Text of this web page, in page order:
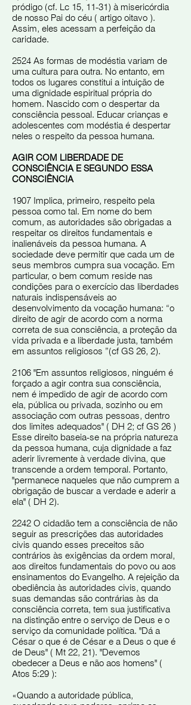
pródigo (cf. Lc 15, 11-31) à misericórdia
de nosso Pai do céu ( artigo oitavo ).
Assim, eles acessam a perfeição da
caridade.
2524 As formas de modéstia variam de
uma cultura para outra. No entanto, em
todos os lugares constitui a intuição de
uma dignidade espiritual própria do
homem. Nascido com o despertar da
consciência pessoal. Educar crianças e
adolescentes com modéstia é despertar
neles o respeito da pessoa humana.
AGIR COM LIBERDADE DE
CONSCIÊNCIA E SEGUNDO ESSA
CONSCIÊNCIA
1907 Implica, primeiro, respeito pela
pessoa como tal. Em nome do bem
comum, as autoridades são obrigadas a
respeitar os direitos fundamentais e
inalienáveis ​​da pessoa humana. A
sociedade deve permitir que cada um de
seus membros cumpra sua vocação. Em
particular, o bem comum reside nas
condições para o exercício das liberdades
naturais indispensáveis ​​ao
desenvolvimento da vocação humana: “o
direito de agir de acordo com a norma
correta de sua consciência, a proteção da
vida privada e a liberdade justa, também
em assuntos religiosos ”(cf GS 26, 2).
2106 "Em assuntos religiosos, ninguém é
forçado a agir contra sua consciência,
nem é impedido de agir de acordo com
ela, pública ou privada, sozinho ou em
associação com outras pessoas, dentro
dos limites adequados" ( DH 2; cf GS 26 )
Esse direito baseia-se na própria natureza
da pessoa humana, cuja dignidade a faz
aderir livremente à verdade divina, que
transcende a ordem temporal. Portanto,
"permanece naqueles que não cumprem a
obrigação de buscar a verdade e aderir a
ela" ( DH 2).
2242 O cidadão tem a consciência de não
seguir as prescrições das autoridades
civis quando esses preceitos são
contrários às exigências da ordem moral,
aos direitos fundamentais do povo ou aos
ensinamentos do Evangelho. A rejeição da
obediência às autoridades civis, quando
suas demandas são contrárias às da
consciência correta, tem sua justificativa
na distinção entre o serviço de Deus e o
serviço da comunidade política. "Dá a
César o que é de César e a Deus o que é
de Deus" ( Mt 22, 21). "Devemos
obedecer a Deus e não aos homens" (
Atos 5:29 ):
«Quando a autoridade pública,